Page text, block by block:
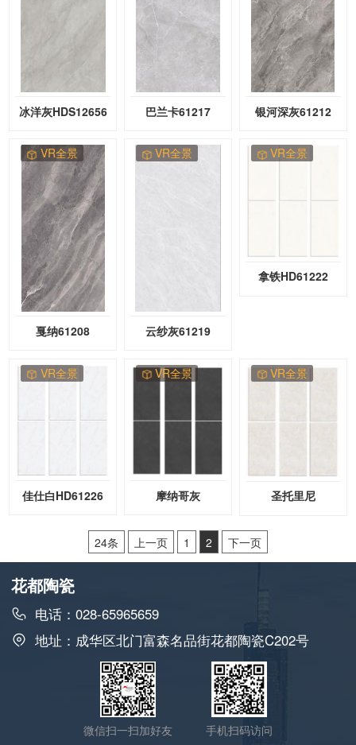
冰洋灰HDS12656 巴兰卡61217 银河深灰61212
VR全景
戛纳61208
VR全景
云纱灰61219
VR全景
拿铁HD61222
VR全景
佳仕白HD61226
VR全景
摩纳哥灰
VR全景
圣托里尼
24条
上一页 1 2 下一页
花都陶瓷
电话：028-65965659
地址：成华区北门富森名品街花都陶瓷C202号
微信扫一扫加好友 手机扫码访问